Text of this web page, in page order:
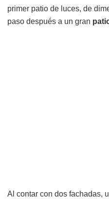
primer patio de luces, de
paso después a un gran
Al contar con dos fachadas,